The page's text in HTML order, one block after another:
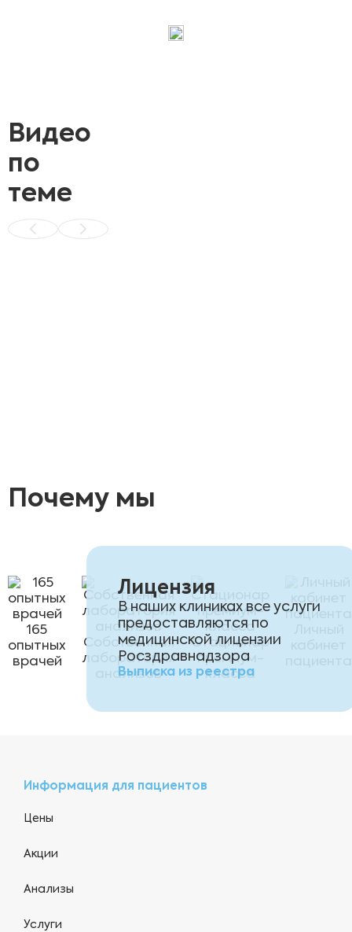
Видео
по
теме
Почему мы
165
опытных
врачей
Собственная
лаборатория
анализов
Стационар
премиум-
класса
Лицензия
В наших клиниках все услуги
предоставляются по
медицинской лицензии
Росздравнадзора
Выписка из реестра
Информация для пациентов
Цены
Акции
Анализы
Услуги